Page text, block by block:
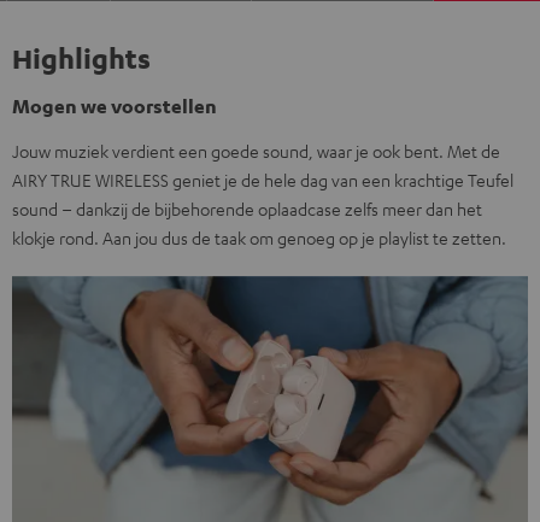
Highlights
Mogen we voorstellen
Jouw muziek verdient een goede sound, waar je ook bent. Met de
AIRY TRUE WIRELESS geniet je de hele dag van een krachtige Teufel
sound – dankzij de bijbehorende oplaadcase zelfs meer dan het
klokje rond. Aan jou dus de taak om genoeg op je playlist te zetten.